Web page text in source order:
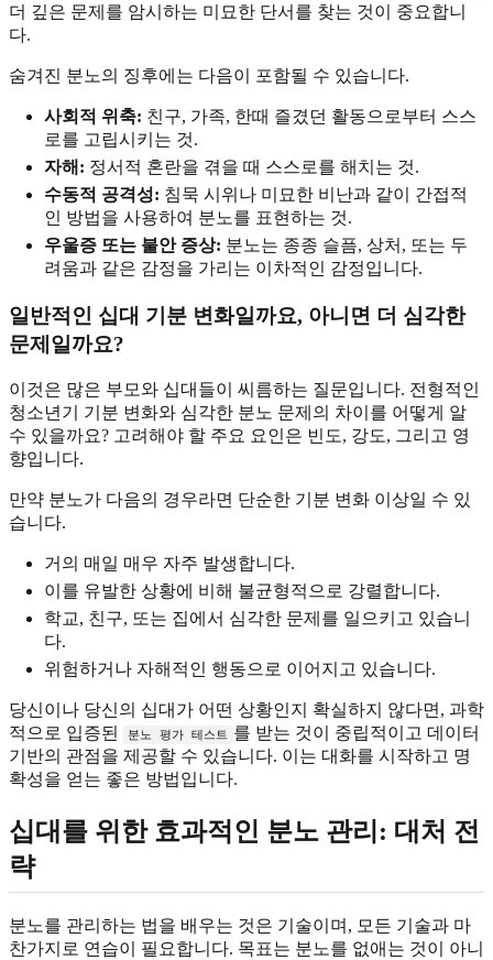
더 깊은 문제를 암시하는 미묘한 단서를 찾는 것이 중요합니
다.
숨겨진 분노의 징후에는 다음이 포함될 수 있습니다.
사회적 위축: 친구, 가족, 한때 즐겼던 활동으로부터 스스
로를 고립시키는 것.
자해: 정서적 혼란을 겪을 때 스스로를 해치는 것.
수동적 공격성: 침묵 시위나 미묘한 비난과 같이 간접적
인 방법을 사용하여 분노를 표현하는 것.
우울증 또는 불안 증상: 분노는 종종 슬픔, 상처, 또는 두
려움과 같은 감정을 가리는 이차적인 감정입니다.
일반적인 십대 기분 변화일까요, 아니면 더 심각한
문제일까요?
이것은 많은 부모와 십대들이 씨름하는 질문입니다. 전형적인
청소년기 기분 변화와 심각한 분노 문제의 차이를 어떻게 알
수 있을까요? 고려해야 할 주요 요인은 빈도, 강도, 그리고 영
향입니다.
만약 분노가 다음의 경우라면 단순한 기분 변화 이상일 수 있
습니다.
거의 매일 매우 자주 발생합니다.
이를 유발한 상황에 비해 불균형적으로 강렬합니다.
학교, 친구, 또는 집에서 심각한 문제를 일으키고 있습니
다.
위험하거나 자해적인 행동으로 이어지고 있습니다.
당신이나 당신의 십대가 어떤 상황인지 확실하지 않다면, 과학
적으로 입증된
분노 평가 테스트 를 받는 것이 중립적이고 데이터
기반의 관점을 제공할 수 있습니다. 이는 대화를 시작하고 명
확성을 얻는 좋은 방법입니다.
십대를 위한 효과적인 분노 관리: 대처 전
략
분노를 관리하는 법을 배우는 것은 기술이며, 모든 기술과 마
찬가지로 연습이 필요합니다. 목표는 분노를 없애는 것이 아니